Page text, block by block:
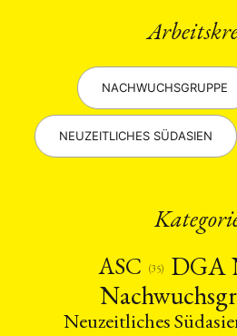
NACHWUCHSGRUPPE
NEUZEITLICHES SÜDASIEN
ASC
(35) DGA
Neuzeitliches